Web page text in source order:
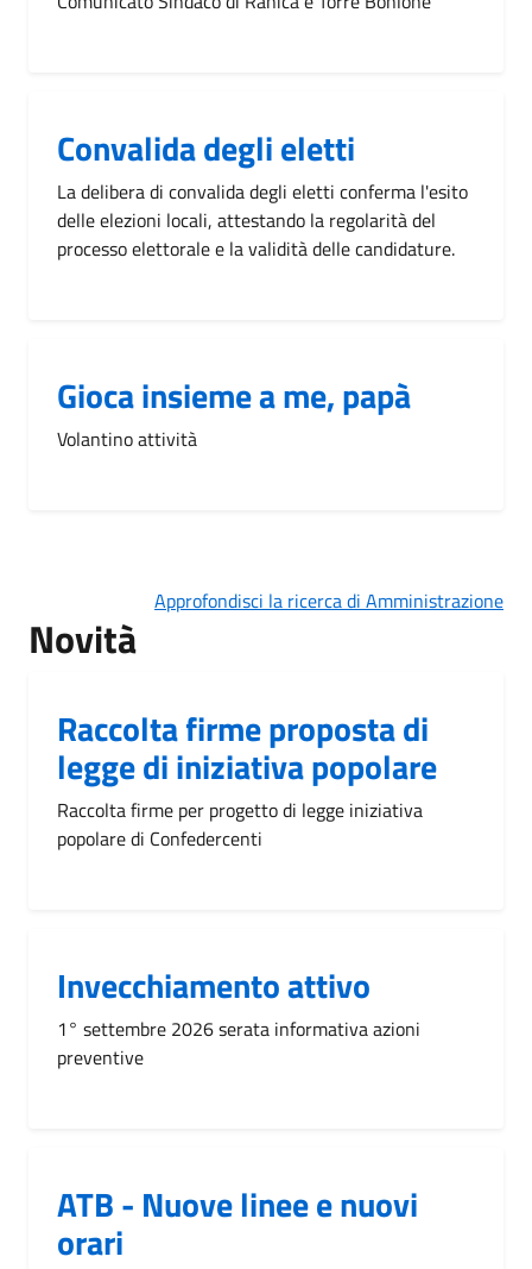
Convalida degli eletti
La delibera di convalida degli eletti conferma l'esito
delle elezioni locali, attestando la regolarità del
processo elettorale e la validità delle candidature.
Gioca insieme a me, papà
Volantino attività
Approfondisci la ricerca di Amministrazione
Novità
Raccolta firme proposta di
legge di iniziativa popolare
Raccolta firme per progetto di legge iniziativa
popolare di Confedercenti
Invecchiamento attivo
1° settembre 2026 serata informativa azioni
preventive
ATB - Nuove linee e nuovi
orari